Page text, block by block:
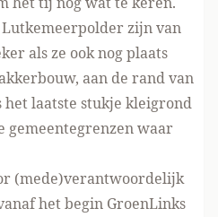
Lutkemeerpolder zijn van
als ze ook nog plaats
aan de rand van
het laatste stukje kleigrond
gemeentegrenzen waar
(mede)verantwoordelijk
het begin GroenLinks